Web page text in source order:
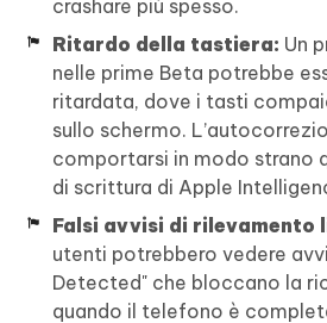
crashare più spesso.
Ritardo della tastiera: Un
nelle prime Beta potrebbe
ritardata, dove i tasti
sullo schermo.
comportarsi in modo strano
di scrittura di Apple
Falsi avvisi di rilevamento
utenti potrebbero vedere
Detected" che bloccano la
quando il telefono è